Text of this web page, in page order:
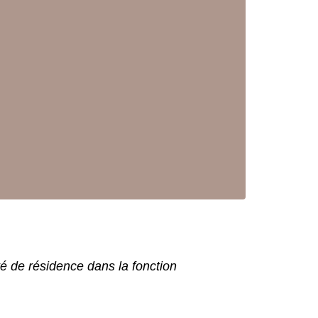
de résidence dans la fonction